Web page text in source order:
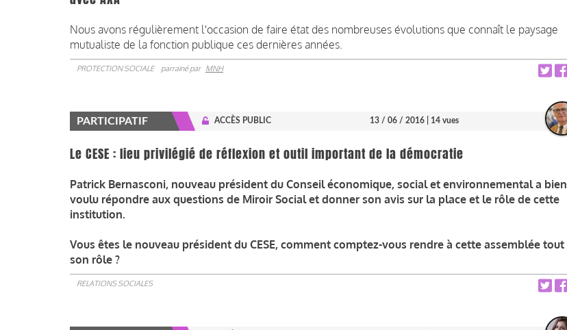
Nous avons régulièrement l'occasion de faire état des nombreuses évolutions que connaît le paysage
mutualiste de la fonction publique ces dernières années.
PROTECTION SOCIALE parrainé par MNH
PARTICIPATIF ACCÈS PUBLIC 13 / 06 / 2016 | 14 vues
Le CESE : lieu privilégié de réflexion et outil important de la démocratie
Patrick Bernasconi, nouveau président du Conseil économique, social et environnemental a bien
voulu répondre aux questions de Miroir Social et donner son avis sur la place et le rôle de cette
institution.
Vous êtes le nouveau président du CESE, comment comptez-vous rendre à cette assemblée tout
son rôle ?
RELATIONS SOCIALES